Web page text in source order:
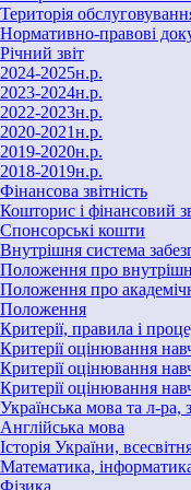
Територія
Нормативно-правові
Річний звіт
2024-2025н.р.
2023-2024н.р.
2022-2023н.р.
2020-2021н.р.
2019-2020н.р.
2018-2019н.р.
Фінансова звітність
Кошторис і фінансовий
Спонсорські кошти
Внутрішня система
Положення про
Положення про
Положення
Критерії, правила і
Критерії оцінювання
Критерії оцінювання
Критерії оцінювання
Українська мова та л-ра,
Англійська мова
Історія України,
Математика,
Фізика